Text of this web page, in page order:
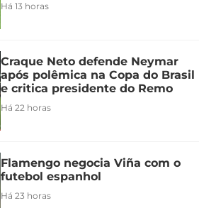
Há 13 horas
Craque Neto defende Neymar
após polêmica na Copa do Brasil
e critica presidente do Remo
Há 22 horas
Flamengo negocia Viña com o
futebol espanhol
Há 23 horas